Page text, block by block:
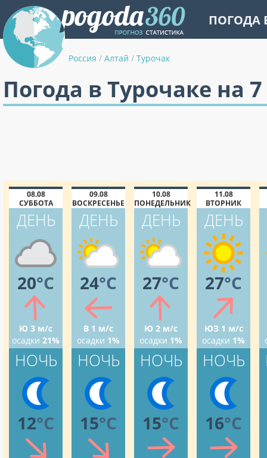
ПОГОДА
Россия / Алтай / Турочак
Погода в Турочаке на
08.08
СУББОТА
ДЕНЬ
20°C
Ю 3 м/с
осадки 21%
НОЧЬ
12°C
09.08
ВОСКРЕСЕНЬЕ
ДЕНЬ
24°C
В 1 м/с
осадки 1%
НОЧЬ
15°C
10.08
ПОНЕДЕЛЬНИК
ДЕНЬ
27°C
Ю 2 м/с
осадки 1%
НОЧЬ
15°C
11.08
ВТОРНИК
ДЕНЬ
27°C
ЮЗ 1 м/с
осадки 1%
НОЧЬ
16°C